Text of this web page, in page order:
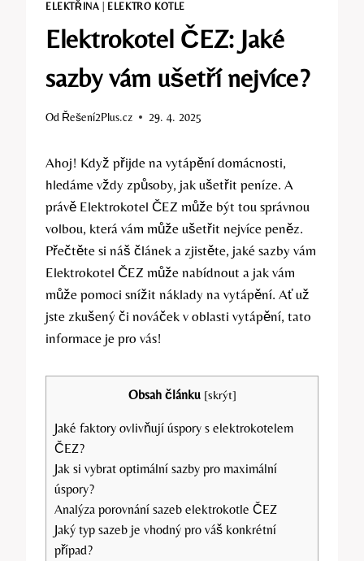
ELEKTŘINA ELEKTRO KOTLE
Elektrokotel ČEZ: Jaké
sazby vám ušetří nejvíce?
Od Řešení2Plus.cz 29. 4. 2025
Ahoj!​ Když přijde ⁢na vytápění domácnosti,
hledáme vždy⁢ způsoby, jak ušetřit⁣ peníze. A​
právě Elektrokotel ČEZ může být tou správnou
volbou, ‌která vám může ušetřit ​nejvíce peněz.
Přečtěte ‍si náš článek a zjistěte, jaké‍ sazby vám
Elektrokotel ČEZ může nabídnout a jak vám
může pomoci snížit náklady na vytápění. Ať už
jste zkušený či nováček v oblasti ​vytápění, tato
informace‌ je pro vás!
Obsah článku [skrýt]
Jaké⁣ faktory ovlivňují ⁣úspory s elektrokotelem
ČEZ?
Jak⁤ si vybrat⁤ optimální sazby pro maximální
úspory?
Analýza porovnání sazeb elektrokotle ČEZ
Jaký typ sazeb je vhodný ​pro váš konkrétní
případ?